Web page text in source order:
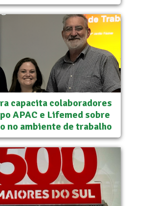
capacita colaboradores
APAC e Lifemed sobre
no ambiente de trabalho